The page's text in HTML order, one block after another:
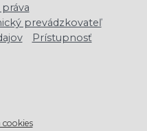
prevádzkovateľ
Prístupnosť
cookies